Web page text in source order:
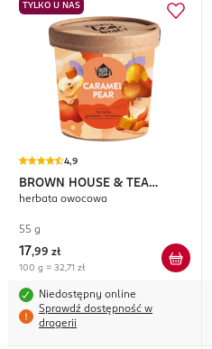
TYLKO U NAS
4,9
BROWN HOUSE & TEA
Caramel Pear
herbata owocowa
55 g
17,99 zł
100 g = 32,71 zł
Niedostępny online
Sprawdź dostępność w
drogerii